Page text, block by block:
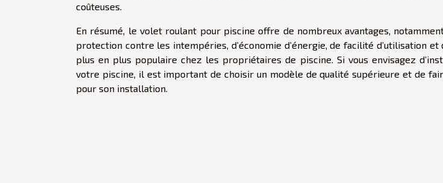
coûteuses.
En résumé, le volet roulant pour piscine offre de nombreux avantages,
protection contre les intempéries, d’économie d’énergie, de facilité d’utilisation
plus en plus populaire chez les propriétaires de piscine. Si vous envisagez
votre piscine, il est important de choisir un modèle de qualité supérieure et de
pour son installation.